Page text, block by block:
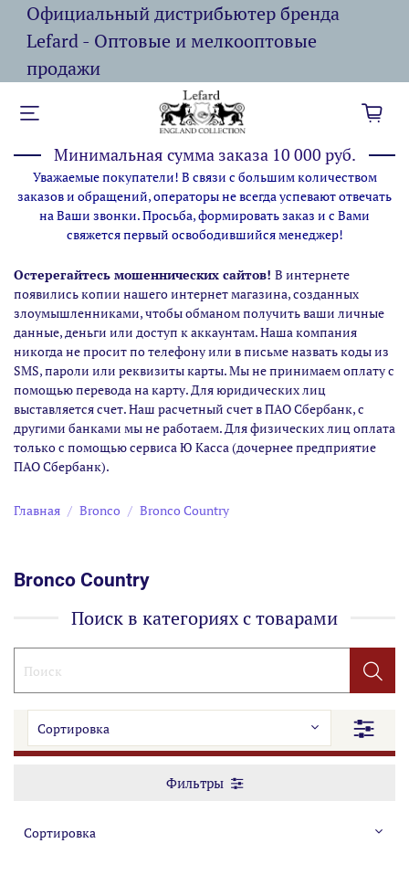
Официальный дистрибьютер бренда
Lefard - Оптовые и мелкооптовые
продажи
Минимальная сумма заказа 10 000 руб.
Уважаемые покупатели! В связи с большим количеством
заказов и обращений, операторы не всегда успевают отвечать
на Ваши звонки. Просьба, формировать заказ и с Вами
свяжется первый освободившийся менеджер!
Остерегайтесь мошеннических сайтов! В интернете
появились копии нашего интернет магазина,созданных
злоумышленниками, чтобы обманом получить ваши личные
данные, деньги или доступ к аккаунтам. Наша компания
никогда не просит по телефону или в письме назвать коды из
SMS, пароли или реквизиты карты. Мы не принимаем оплату с
помощью перевода на карту. Для юридических лиц
выставляется счет. Наш расчетный счет в ПАО Сбербанк, с
другими банками мы не работаем. Для физических лиц оплата
только с помощью сервиса Ю Касса (дочернее предприятие
ПАО Сбербанк).
Главная Bronco Bronco Country
Bronco Country
Поиск в категориях с товарами
Фильтры